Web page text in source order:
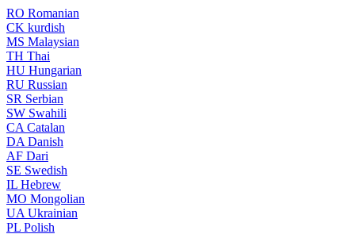
RO Romanian
CK kurdish
MS Malaysian
TH Thai
HU Hungarian
RU Russian
SR Serbian
SW Swahili
CA Catalan
DA Danish
AF Dari
SE Swedish
IL Hebrew
MO Mongolian
UA Ukrainian
PL Polish